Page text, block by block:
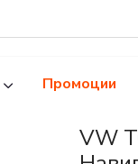
Промоции
VW